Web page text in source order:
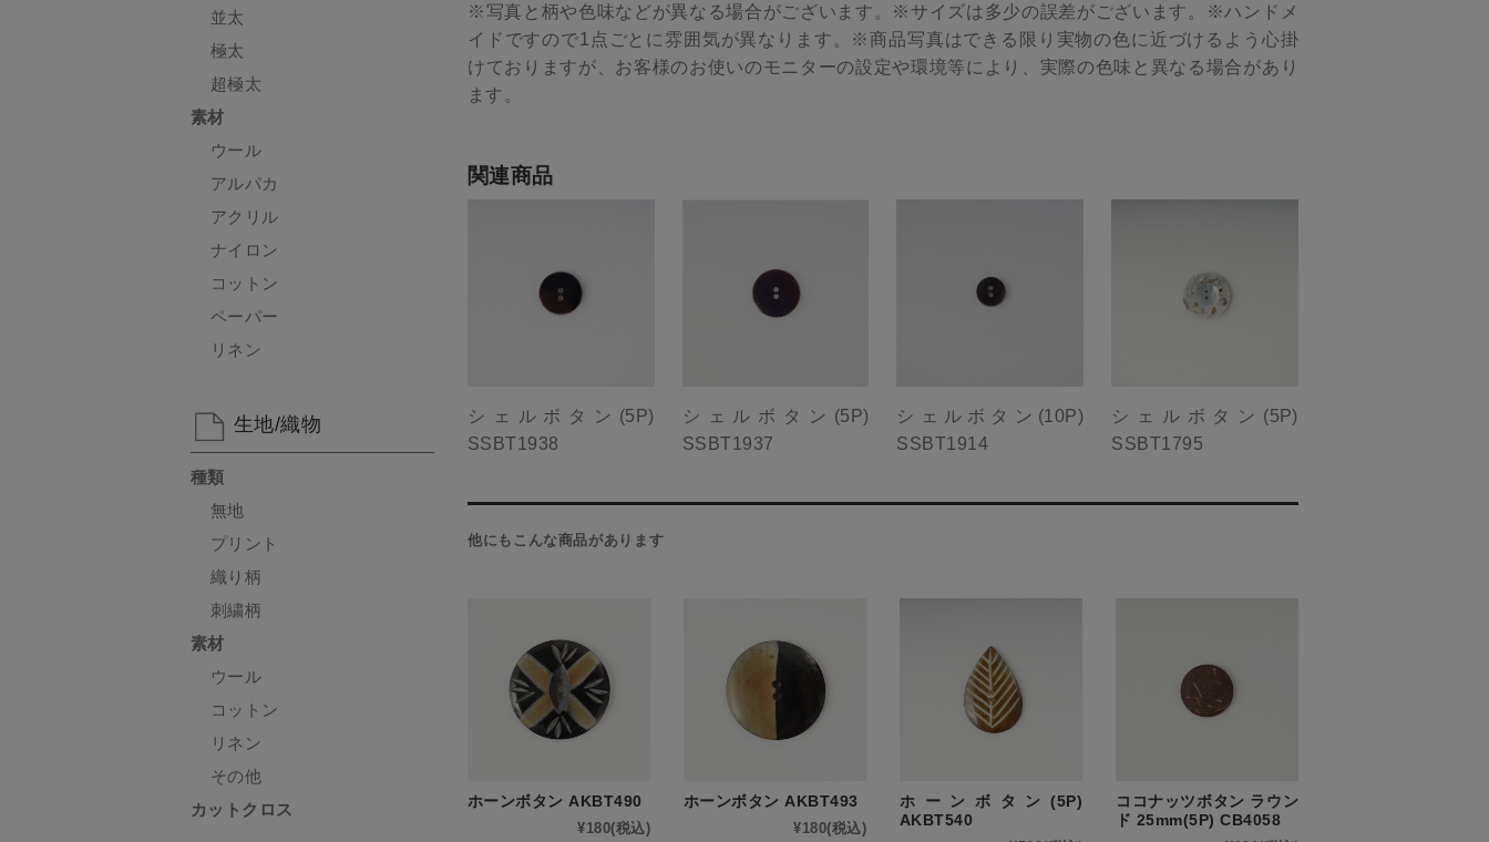
※写真と柄や色味などが異なる場合がございます。※サイズは多少の誤差がございます。※ハンドメ
イドですので1点ごとに雰囲気が異なります。※商品写真はできる限り実物の色に近づけるよう心掛
けておりますが、お客様のお使いのモニターの設定や環境等により、実際の色味と異なる場合があり
ます。
関連商品
シェルボタン(5P)
SSBT1938
シェルボタン(5P)
SSBT1937
シェルボタン(10P)
SSBT1914
シェルボタン(5P)
SSBT1795
他にもこんな商品があります
ホーンボタン AKBT490
¥180(税込)
ホーンボタン AKBT493
¥180(税込)
ホーンボタン(5P)
AKBT540
ココナッツボタン ラウン
ド 25mm(5P) CB4058
並太
極太
超極太
素材
ウール
アルパカ
アクリル
ナイロン
コットン
ペーパー
リネン
生地/織物
種類
無地
プリント
織り柄
刺繍柄
素材
ウール
コットン
リネン
その他
カットクロス